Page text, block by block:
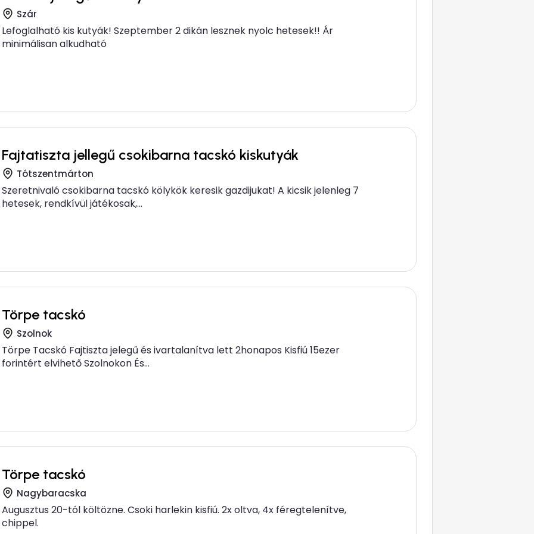
Szár
Lefoglalható kis kutyák! Szeptember 2 dikán lesznek nyolc hetesek!! Ár
minimálisan alkudható
Fajtatiszta jellegű csokibarna tacskó kiskutyák
Tótszentmárton
Szeretnivaló csokibarna tacskó kölykök keresik gazdijukat! A kicsik jelenleg 7
hetesek, rendkívül játékosak,...
Törpe tacskó
Szolnok
Törpe Tacskó Fajtiszta jelegű és ivartalanítva lett 2honapos Kisfiú 15ezer
forintért elvihető Szolnokon És...
Törpe tacskó
Nagybaracska
Augusztus 20-tól költözne. Csoki harlekin kisfiú. 2x oltva, 4x féregtelenítve,
chippel.